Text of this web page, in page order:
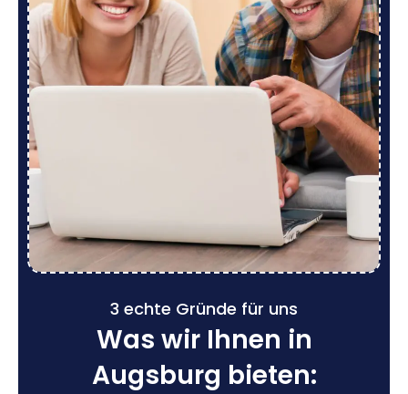
3 echte Gründe für uns
Was wir Ihnen in
Augsburg bieten: